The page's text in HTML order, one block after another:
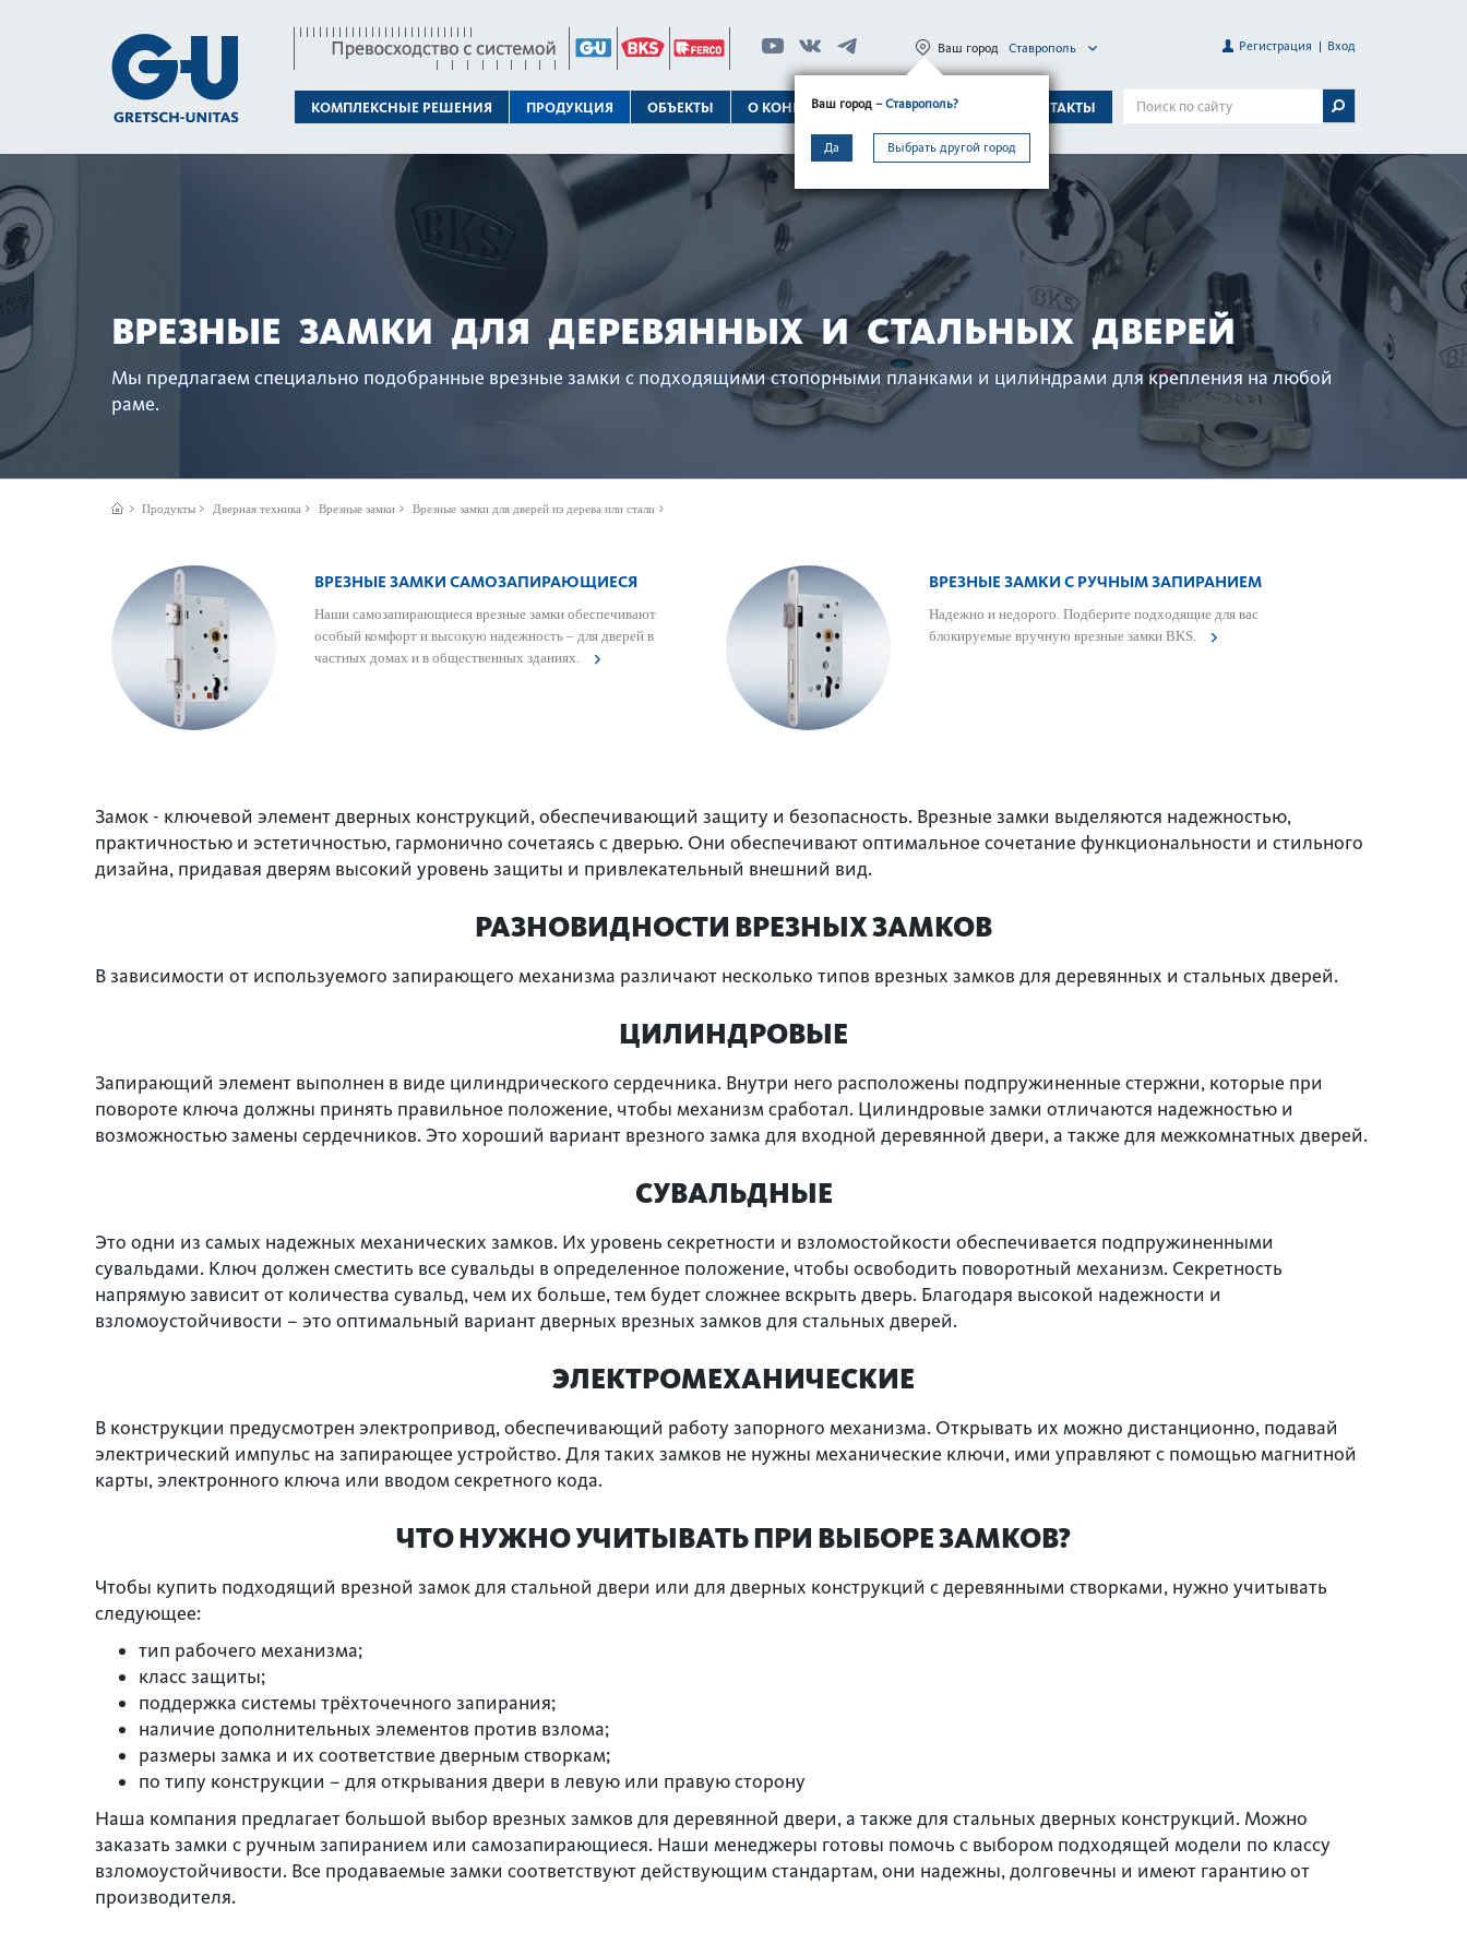
КОМПЛЕКСНЫЕ РЕШЕНИЯ ПРОДУКЦИЯ ОБЪЕКТЫ О КОНЦЕРНЕ ТЕХПОДДЕРЖКА КОНТАКТЫ
Ваш город – Ставрополь?
Да Выбрать другой город
Ваш город Ставрополь Регистрация Вход
ВРЕЗНЫЕ ЗАМКИ ДЛЯ ДЕРЕВЯННЫХ И СТАЛЬНЫХ ДВЕРЕЙ
Мы предлагаем специально подоб­ранные врезные замки с подходящими стопорными план­ками и цилиндрами для креп­ления на любой
раме.
Продукты Дверная техника Врезные замки Врезные замки для дверей из дерева или стали
ВРЕЗНЫЕ ЗАМКИ САМОЗАПИ­РАЮЩИЕСЯ
Наши самозапи­рающиеся врезные замки обеспечивают
особый комфорт и выс­окую надежность – для дверей в
частных домах и в общес­твенных зданиях.
ВРЕЗНЫЕ ЗАМКИ С РУЧНЫМ ЗАПИРАНИЕМ
Надежно и недорого. Подберите подходящие для вас
блокируемые вручную врезные замки BKS.
Замок - ключевой элемент дверных конструкций, обеспечивающий защиту и безопасность. Врезные замки выделяются надежностью,
практичностью и эстетичностью, гармонично сочетаясь с дверью. Они обеспечивают оптимальное сочетание функциональности и стильного
дизайна, придавая дверям высокий уровень защиты и привлекательный внешний вид.
РАЗНОВИДНОСТИ ВРЕЗНЫХ ЗАМКОВ
В зависимости от используемого запирающего механизма различают несколько типов врезных замков для деревянных и стальных дверей.
ЦИЛИНДРОВЫЕ
Запирающий элемент выполнен в виде цилиндрического сердечника. Внутри него расположены подпружиненные стержни, которые при
повороте ключа должны принять правильное положение, чтобы механизм сработал. Цилиндровые замки отличаются надежностью и
возможностью замены сердечников. Это хороший вариант врезного замка для входной деревянной двери, а также для межкомнатных дверей.
СУВАЛЬДНЫЕ
Это одни из самых надежных механических замков. Их уровень секретности и взломостойкости обеспечивается подпружиненными
сувальдами. Ключ должен сместить все сувальды в определенное положение, чтобы освободить поворотный механизм. Секретность
напрямую зависит от количества сувальд, чем их больше, тем будет сложнее вскрыть дверь. Благодаря высокой надежности и
взломоустойчивости – это оптимальный вариант дверных врезных замков для стальных дверей.
ЭЛЕКТРОМЕХАНИЧЕСКИЕ
В конструкции предусмотрен электропривод, обеспечивающий работу запорного механизма. Открывать их можно дистанционно, подавай
электрический импульс на запирающее устройство. Для таких замков не нужны механические ключи, ими управляют с помощью магнитной
карты, электронного ключа или вводом секретного кода.
ЧТО НУЖНО УЧИТЫВАТЬ ПРИ ВЫБОРЕ ЗАМКОВ?
Чтобы купить подходящий врезной замок для стальной двери или для дверных конструкций с деревянными створками, нужно учитывать
следующее:
тип рабочего механизма;
класс защиты;
поддержка системы трёхточечного запирания;
наличие дополнительных элементов против взлома;
размеры замка и их соответствие дверным створкам;
по типу конструкции – для открывания двери в левую или правую сторону
Наша компания предлагает большой выбор врезных замков для деревянной двери, а также для стальных дверных конструкций. Можно
заказать замки с ручным запиранием или самозапирающиеся. Наши менеджеры готовы помочь с выбором подходящей модели по классу
взломоустойчивости. Все продаваемые замки соответствуют действующим стандартам, они надежны, долговечны и имеют гарантию от
производителя.